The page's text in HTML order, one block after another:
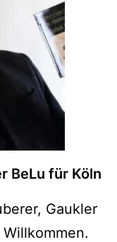
BeLu für Köln
Gaukler